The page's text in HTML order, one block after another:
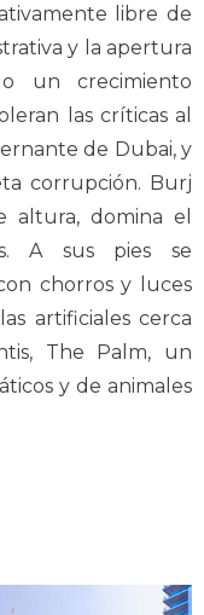
libre de
y la apertura
un crecimiento
las críticas al
de Dubai, y
corrupción. Burj
domina el
A sus pies se
chorros y luces
artificiales cerca
The Palm, un
y de animales